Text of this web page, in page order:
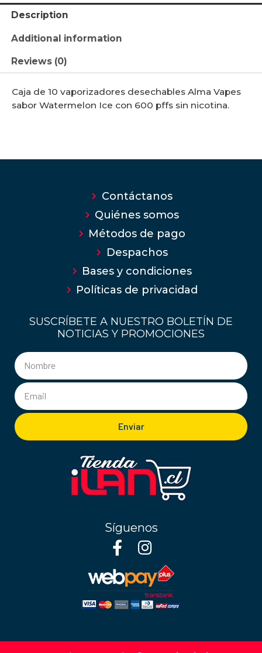
Description
Additional information
Reviews (0)
Caja de 10 vaporizadores desechables Alma Vapes
sabor Watermelon Ice con 600 pffs sin nicotina.
Contáctanos
Quiénes somos
Métodos de pago
Despachos
Bases y condiciones
Políticas de privacidad
SUSCRÍBETE A NUESTRO BOLETÍN DE
NOTICIAS Y PROMOCIONES
Enviar
Síguenos